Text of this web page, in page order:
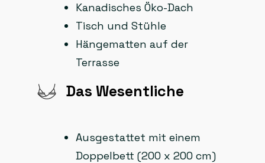
Kanadisches Öko-Dach
Tisch und Stühle
Hängematten auf der
Terrasse
Das Wesentliche
Ausgestattet mit einem
Doppelbett (200 x 200 cm)